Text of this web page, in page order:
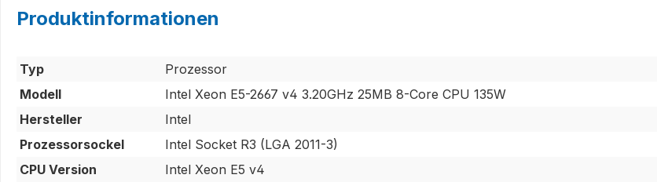
Produktinformationen
Typ
Prozessor
Modell
Intel Xeon E5-2667 v4 3.20GHz 25MB 8-Core CPU 135W
Hersteller
Intel
Prozessorsockel
Intel Socket R3 (LGA 2011-3)
CPU Version
Intel Xeon E5 v4